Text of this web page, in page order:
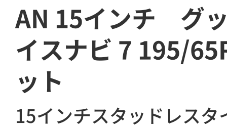
AN 15インチ グ
イスナビ 7 195/
ット
15インチスタッドレスタ